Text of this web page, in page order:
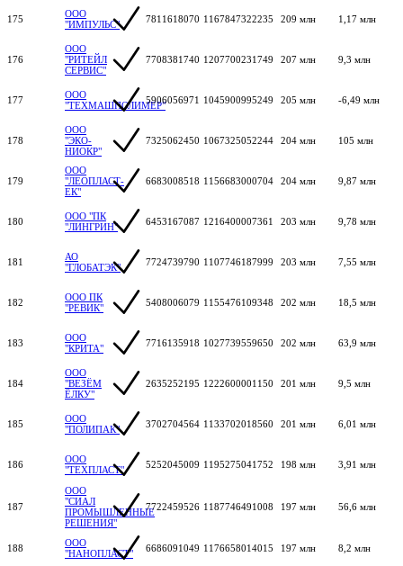
175
ООО
"ИМПУЛЬС"
7811618070 1167847322235 209 млн 1,17 млн
176
ООО
"РИТЕЙЛ
СЕРВИС"
7708381740 1207700231749 207 млн 9,3 млн
177
ООО
"ТЕХМАШПОЛИМЕР"5906056971 1045900995249 205 млн -6,49 млн
178
ООО
"ЭКО-
НИОКР"
7325062450 1067325052244 204 млн 105 млн
179
ООО
"ЛЕОПЛАСТ-
ЕК"
6683008518 1156683000704 204 млн 9,87 млн
180
ООО "ПК
"ЛИНГРИН"
6453167087 1216400007361 203 млн 9,78 млн
181
АО
"ГЛОБАТЭК"
7724739790 1107746187999 203 млн 7,55 млн
182
ООО ПК
"РЕВИК"
5408006079 1155476109348 202 млн 18,5 млн
183
ООО
"КРИТА"
7716135918 1027739559650 202 млн 63,9 млн
184
ООО
"ВЕЗЁМ
ЁЛКУ"
2635252195 1222600001150 201 млн 9,5 млн
185
ООО
"ПОЛИПАК"
3702704564 1133702018560 201 млн 6,01 млн
186
ООО
"ТЕХПЛАСТ"
5252045009 1195275041752 198 млн 3,91 млн
187
ООО
"СИАЛ
ПРОМЫШЛЕННЫЕ
РЕШЕНИЯ"
7722459526 1187746491008 197 млн 56,6 млн
188
ООО
"НАНОПЛАСТ"
6686091049 1176658014015 197 млн 8,2 млн